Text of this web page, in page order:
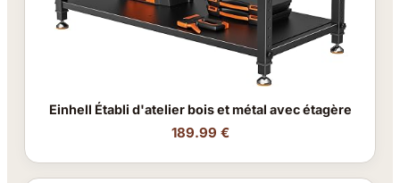
Einhell Établi d'atelier bois et métal avec étagère
189.99 €